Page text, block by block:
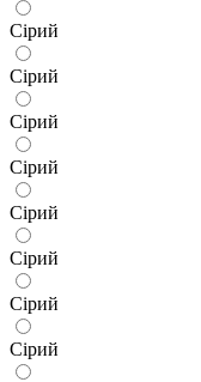
Сірий
Сірий
Сірий
Сірий
Сірий
Сірий
Сірий
Сірий